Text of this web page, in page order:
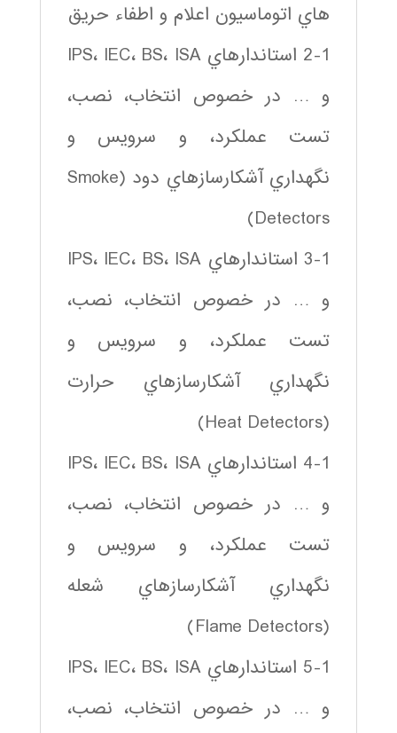
هاي اتوماسيون اعلام و اطفاء حريق
2-1 استاندارهاي IPS، IEC، BS، ISA
و … در خصوص انتخاب، نصب،
تست عملكرد، و سرويس و
نگهداري آشكارسازهاي دود (Smoke
Detectors)
3-1 استاندارهاي IPS، IEC، BS، ISA
و … در خصوص انتخاب، نصب،
تست عملكرد، و سرويس و
نگهداري آشكارسازهاي حرارت
(Heat Detectors)
4-1 استاندارهاي IPS، IEC، BS، ISA
و … در خصوص انتخاب، نصب،
تست عملكرد، و سرويس و
نگهداري آشكارسازهاي شعله
(Flame Detectors)
5-1 استاندارهاي IPS، IEC، BS، ISA
و … در خصوص انتخاب، نصب،